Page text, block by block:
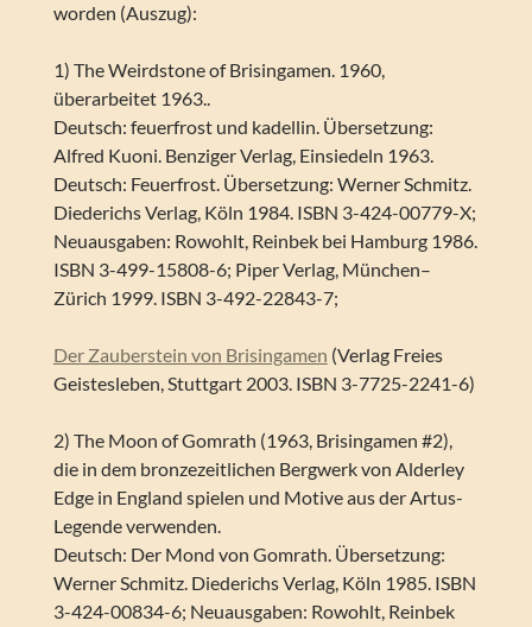
worden (Auszug):
1) The Weirdstone of Brisingamen. 1960,
überarbeitet 1963..
Deutsch: feuerfrost und kadellin. Übersetzung:
Alfred Kuoni. Benziger Verlag, Einsiedeln 1963.
Deutsch: Feuerfrost. Übersetzung: Werner Schmitz.
Diederichs Verlag, Köln 1984. ISBN 3-424-00779-X;
Neuausgaben: Rowohlt, Reinbek bei Hamburg 1986.
ISBN 3-499-15808-6; Piper Verlag, München–
Zürich 1999. ISBN 3-492-22843-7;
Der Zauberstein von Brisingamen (Verlag Freies
Geistesleben, Stuttgart 2003. ISBN 3-7725-2241-6)
2) The Moon of Gomrath (1963, Brisingamen #2),
die in dem bronzezeitlichen Bergwerk von Alderley
Edge in England spielen und Motive aus der Artus-
Legende verwenden.
Deutsch: Der Mond von Gomrath. Übersetzung:
Werner Schmitz. Diederichs Verlag, Köln 1985. ISBN
3-424-00834-6; Neuausgaben: Rowohlt, Reinbek